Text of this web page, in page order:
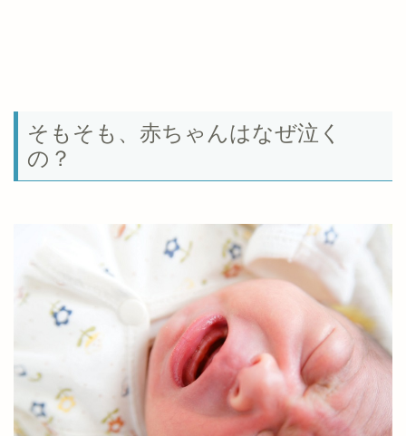
そもそも、赤ちゃんはなぜ泣く
の？